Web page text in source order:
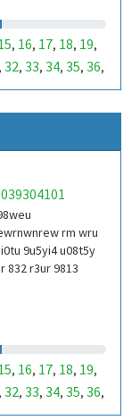
, 16, 17, 18, 19,
, 32, 33, 34, 35, 36,
49,50,51,52,53,
108,109,110,
,132,133,134,
,156,157,158
,168,
,180,181 ,182,
,192,193,194
,
,252, 253 ,254,
,264,265 , 266
rm wru
9u5yi4 u08t5y
832 r3ur 9813
, 16, 17, 18, 19,
, 32, 33, 34, 35, 36,
49,50,51,52,53,